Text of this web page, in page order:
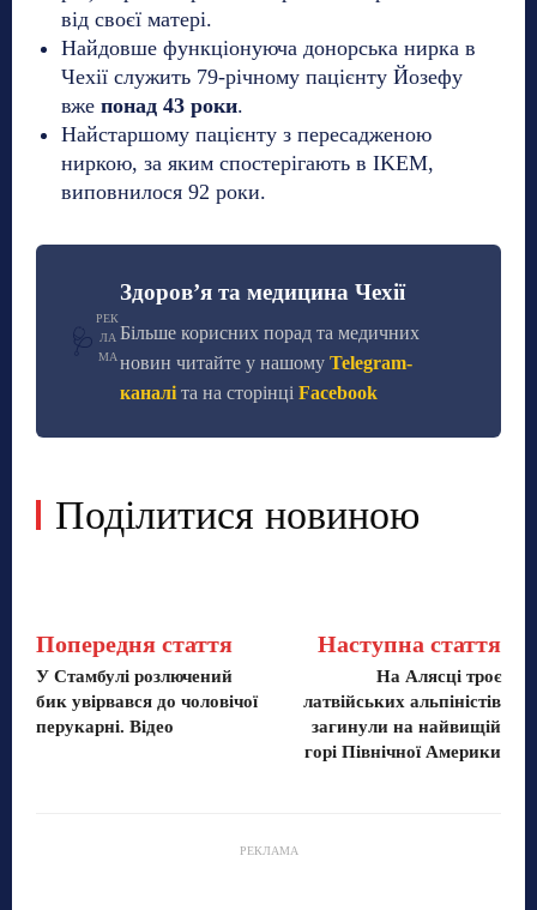
від своєї матері.
Найдовше функціонуюча донорська нирка в
Чехії служить 79-річному пацієнту Йозефу
вже понад 43 роки.
Найстаршому пацієнту з пересадженою
ниркою, за яким спостерігають в IKEM,
виповнилося 92 роки.
🩺
РЕК
ЛА
МА
Здоров’я та медицина Чехії
Більше корисних порад та медичних
новин читайте у нашому Telegram-
каналіта на сторінці Facebook
Поділитися новиною
Попередня стаття
У Стамбулі розлючений
бик увірвався до чоловічої
перукарні. Відео
Наступна стаття
На Алясці троє
латвійських альпіністів
загинули на найвищій
горі Північної Америки
РЕКЛАМА